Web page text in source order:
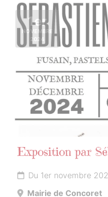
1er
NOVEMBRE
2024
Exposition par
Du 1er novembre
Mairie de Concoret